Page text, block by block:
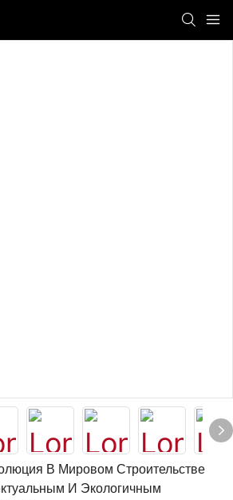
В Мировом Строительстве
И Экологичным